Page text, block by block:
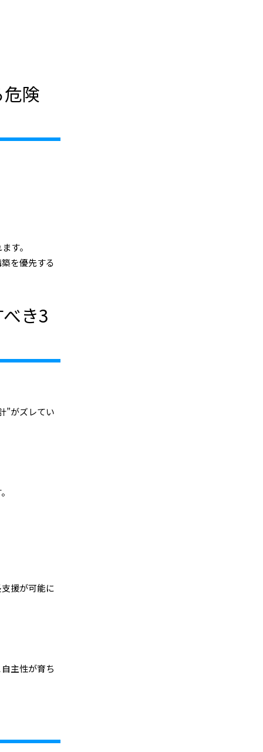
険
す。
を優先する
き3
”がズレてい
援が可能に
主性が育ち